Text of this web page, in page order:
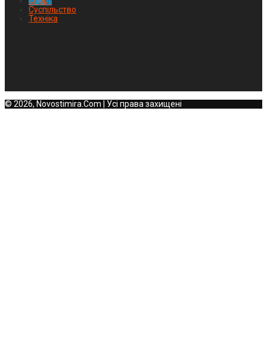
Суспільство
Техніка
© 2026, Novostimira.Com | Усі права захищені